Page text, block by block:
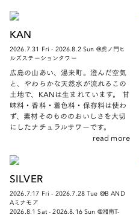
KAN
2026.7.31 Fri - 2026.8.2 Sun @虎ノ門ヒ
ルズステーションタワー
広島の山あい、湯来町。澄んだ空気
と、やわらかな天然水が流れるこの
土地で、KANは生まれています。 甘
味料・香料・着色料・保存料は使わ
ず、素材そのもののおいしさを大切
にしたナチュラルサワーです。
read more
SILVER
2026.7.17 Fri - 2026.7.28 Tue @B AND
Aミナモア
2026.8.1 Sat - 2026.8.16 Sun @湘南T-